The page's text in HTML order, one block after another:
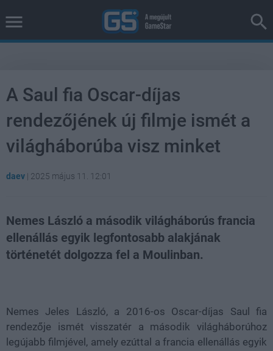
A Saul fia Oscar-díjas
rendezőjének új filmje ismét a
világháborúba visz minket
daev | 2025 május 11. 12:01
Nemes László a második világháborús francia
ellenállás egyik legfontosabb alakjának
történetét dolgozza fel a Moulinban.
Nemes Jeles László, a 2016-os Oscar-díjas Saul fia
rendezője ismét visszatér a második világháborúhoz
legújabb filmjével, amely ezúttal a francia ellenállás egyik